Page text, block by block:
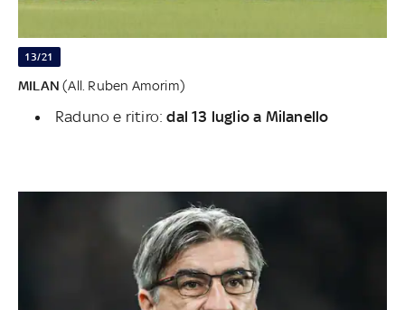
13/21
MILAN (All. Ruben Amorim)
Raduno e ritiro:dal 13 luglio a Milanello